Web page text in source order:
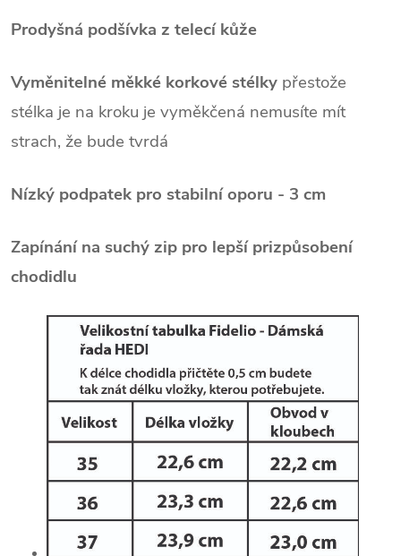
Prodyšná podšívka z telecí kůže
Vyměnitelné měkké korkové stélky přestože
stélka je na kroku je vyměkčená nemusíte mít
strach, že bude tvrdá
Nízký podpatek pro stabilní oporu - 3 cm
Zapínání na suchý zip pro lepší prizpůsobení
chodidlu